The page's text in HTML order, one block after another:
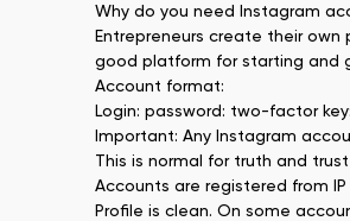
Why do you need Instagram
Entrepreneurs create their own
good platform for starting and
Account format:
Login: password: two-factor
Important: Any Instagram
This is normal for truth and
Accounts are registered from
Profile is clean. On some